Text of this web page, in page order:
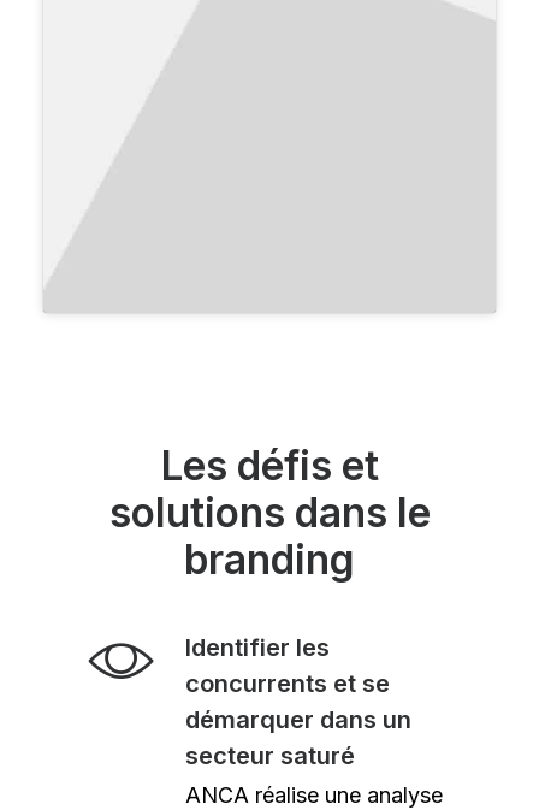
Les défis et
solutions dans le
branding
Identifier les
concurrents et se
démarquer dans un
secteur saturé
ANCA réalise une analyse